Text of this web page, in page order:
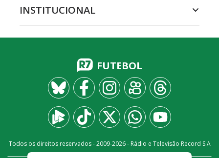
INSTITUCIONAL
FUTEBOL
Todos os direitos reservados - 2009-2026- Rádio e Televisão Record S.A